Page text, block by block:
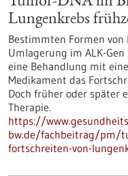
Lungenkrebs
Bestimmten Formen
Umlagerung im ALK-
eine Behandlung mit
Medikament das
Doch früher oder später
Therapie.
https://
bw.de/fachbeitrag/pm/
fortschreiten-von-